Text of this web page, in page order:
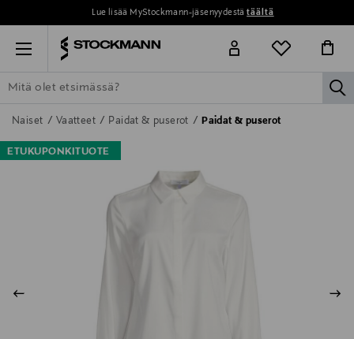
Lue lisää MyStockmann-jäsenyydestätäältä
Menu
ETSI KAIKKI NAISET MIEHET LAPSET KOTI
Naiset Vaatteet Paidat & puserot Paidat & puserot
ETUKUPONKITUOTE